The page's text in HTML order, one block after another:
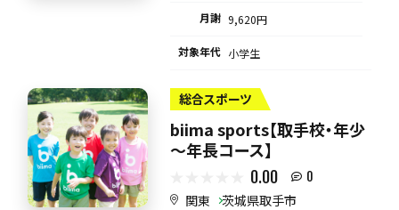
月謝 9,620円
対象年代 小学生
総合スポーツ
biima sports【取手校・年少
～年長コース】
0.00 0
関東 茨城県取手市